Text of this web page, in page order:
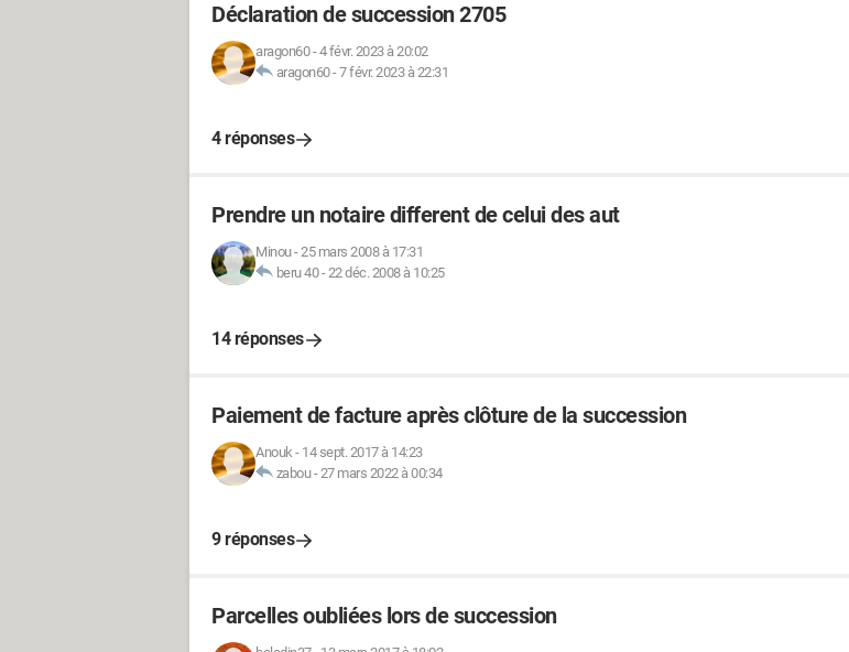
Déclaration de succession 2705
aragon60-4 févr. 2023 à 20:02
aragon60-7 févr. 2023 à 22:31
4 réponses
Prendre un notaire different de celui des aut
Minou-25 mars 2008 à 17:31
beru 40-22 déc. 2008 à 10:25
14 réponses
Paiement de facture après clôture de la succession
Anouk- 14 sept. 2017 à 14:23
zabou-27 mars 2022 à 00:34
9 réponses
Parcelles oubliées lors de succession